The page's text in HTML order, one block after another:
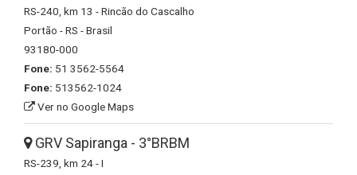
RS-240, km 13 - Rincão do Cascalho
Portão - RS - Brasil
93180-000
Fone: 51 3562-5564
Fone: 513562-1024
Ver no Google Maps
GRV Sapiranga - 3°BRBM
RS-239, km 24 - I